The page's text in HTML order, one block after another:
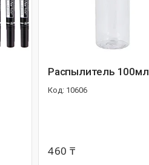
Распылитель 100мл
10606
460 ₸